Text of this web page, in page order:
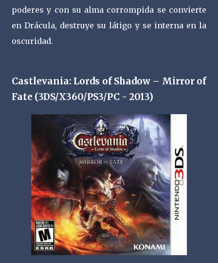
poderes y con su alma corrompida se convierte
en Drácula, destruye su látigo y se interna en la
oscuridad.
Castlevania: Lords of Shadow – Mirror of
Fate (3DS/X360/PS3/PC - 2013)